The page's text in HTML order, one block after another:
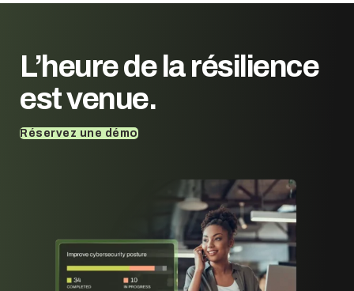
L’heure de la résilience
est venue.
Réservez une démo